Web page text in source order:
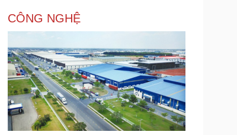
Giá cà phê
doanh nghiệp
24h
Công nghệ
Sành điệu
Tin Công nghệ
Trải nghiệm
Chuyển đổi số
CÔNG NGHỆ